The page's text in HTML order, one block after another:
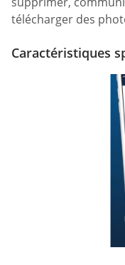
télécharger des
Caractéristiques